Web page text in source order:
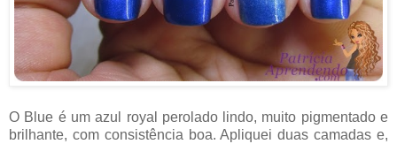
O Blue é um azul royal perolado lindo, muito pigmentado e
brilhante, com consistência boa. Apliquei duas camadas e,